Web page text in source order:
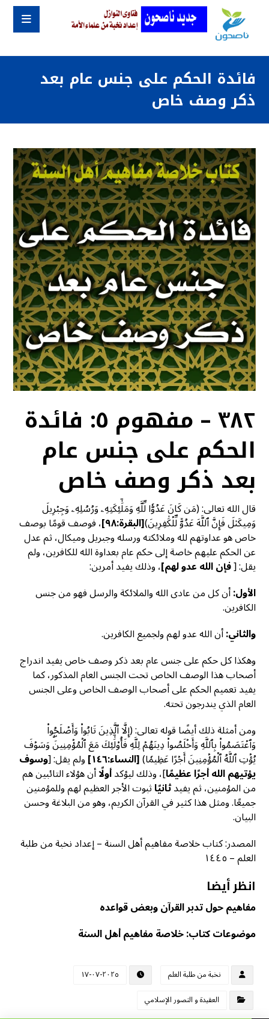
فائدة الحكم على جنس عام بعد
ذكر وصف خاص
٣٨٢ – مفهوم ٥: فائدة
الحكم على جنس عام
بعد ذكر وصف خاص
قال الله تعالى: (مَن كَانَ عَدُوّٗا لِّلَّهِ وَمَلَٰٓئِكَتِهِۦ وَرُسُلِهِۦ وَجِبۡرِيلَ
وَمِيكَىٰلَ فَإِنَّ ٱللَّهَ عَدُوّٞ لِّلۡكَٰفِرِينَ)[البقرة:٩٨] ، فوصف قومًا بوصف
خاص هو عداوتهم لله وملائكته ورسله وجبريل وميكال، ثم عدل
عن الحكم عليهم خاصة إلى حكم عام بعداوة الله للكافرين، ولم
يقل: [فإن الله عدو لهم]، وذلك يفيد أمرين:
الأول:أن كل من عادى الله والملائكة والرسل فهو من جنس
الكافرين.
والثاني:أن الله عدو لهم ولجميع الكافرين.
وهكذا كل حكم على جنس عام بعد ذكر وصف خاص يفيد اندراج
أصحاب هذا الوصف الخاص تحت الجنس العام المذكور، كما
يفيد تعميم الحكم على أصحاب الوصف الخاص وعلى الجنس
العام الذي يندرجون تحته.
ومن أمثلة ذلك أيضًا قوله تعالى: (إِلَّا ٱلَّذِينَ تَابُواْ وَأَصۡلَحُواْ
وَٱعۡتَصَمُواْ بِٱللَّهِ وَأَخۡلَصُواْ دِينَهُمۡ لِلَّهِ فَأُوْلَٰٓئِكَ مَعَ ٱلۡمُؤۡمِنِينَۖ وَسَوۡفَ
يُؤۡتِ ٱللَّهُ ٱلۡمُؤۡمِنِينَ أَجۡرًا عَظِيمٗا)[النساء:١٤٦] ولم يقل: [وسوف
يؤتيهم الله أجرًا عظيمًا]، وذلك ليؤكدأولًاأن هؤلاء التائبين هم
من المؤمنين، ثم يفيدثانيًاثبوت الأجر العظيم لهم وللمؤمنين
جميعًا. ومثل هذا كثير في القرآن الكريم، وهو من البلاغة وحسن
البيان.
المصدر: كتاب خلاصة مفاهيم أهل السنة – إعداد نخبة من طلبة
العلم – ١٤٤٥
انظر أيضا
مفاهيم حول تدبر القرآن وبعض قواعده
موضوعات كتاب: خلاصة مفاهيم أهل السنة
نخبة من طلبة العلم
٢٠٢٥-٠٧-١٧
العقيدة و التصور الإسلامي